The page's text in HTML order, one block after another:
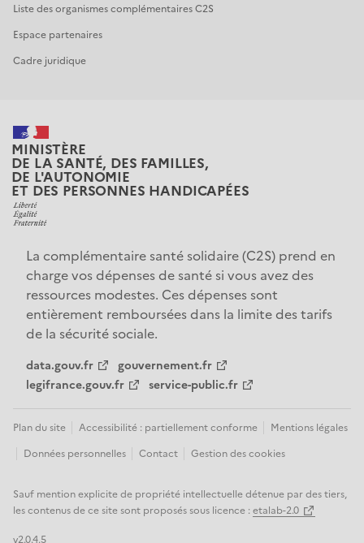
Liste des organismes complémentaires C2S
Espace partenaires
Cadre juridique
MINISTÈRE
DE LA SANTÉ, DES FAMILLES,
DE L'AUTONOMIE
ET DES PERSONNES HANDICAPÉES
La complémentaire santé solidaire (C2S) prend en
charge vos dépenses de santé si vous avez des
ressources modestes. Ces dépenses sont
entièrement remboursées dans la limite des tarifs
de la sécurité sociale.
data.gouv.fr
gouvernement.fr
legifrance.gouv.fr
service-public.fr
Plan du site Accessibilité : partiellement conforme
Mentions légales
Données personnelles
Contact Gestion des cookies
Sauf mention explicite de propriété intellectuelle détenue par des tiers,
les contenus de ce site sont proposés sous licence :etalab-2.0